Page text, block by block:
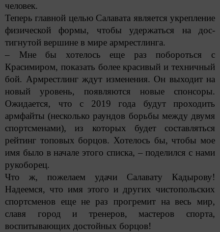
человек.
Теперь главной целью Салавата является укрепление
физической формы, чтобы удержаться на дос­
тигнутой вершине в мире армрестлинга.
– Мне бы хотелось еще раз побороться с
Красимиром, показать более красивый и техничный
бой. Армрестлинг ждут изменения. Он выходит на
новый уровень, появляются новые спонсоры.
Ожидается, что с 2019 года будут проходить
армфайты (несколько раундов борьбы между двумя
спортсменами), из которых будет составляться
рейтинг топовых борцов. Хотелось бы, чтобы мое
имя было в начале этого списка, – поделился с нами
рукоборец.
Что ж, пожелаем удачи Салавату Кадырову!
Надеемся, что имя этого и других чистопольских
спорт­сменов еще не раз прогремит на весь мир,
славя город и тренеров, мастеров спорта,
воспитывающих достойных борцов!